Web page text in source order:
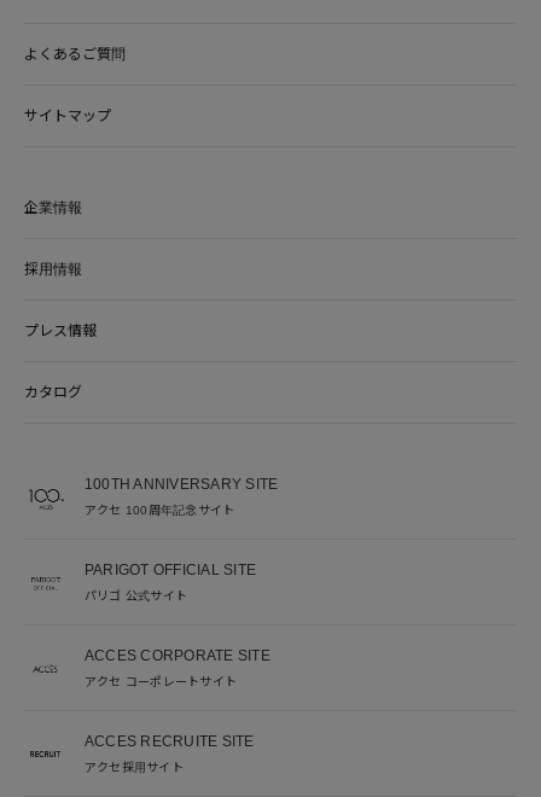
よくあるご質問
サイトマップ
企業情報
採用情報
プレス情報
カタログ
100TH ANNIVERSARY SITE
アクセ 100周年記念サイト
PARIGOT OFFICIAL SITE
パリゴ 公式サイト
ACCES CORPORATE SITE
アクセ コーポレートサイト
ACCES RECRUITE SITE
アクセ採用サイト